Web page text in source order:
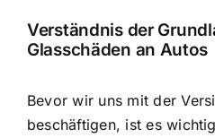
Verständnis der
Glasschäden an Autos
Bevor wir uns mit der
beschäftigen, ist es